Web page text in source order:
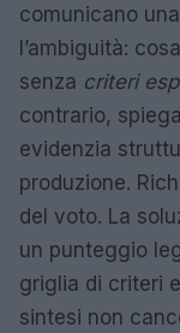
comunicano
l’ambiguità:
senza criteri
contrario,
evidenzia
produzione.
del voto. La
un punteggio
griglia di criteri
sintesi non